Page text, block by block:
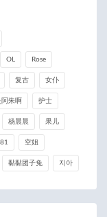
OL Rose
复古 女仆
朱啊 护士
杨晨晨 果儿
空姐
黏黏团子兔 지아